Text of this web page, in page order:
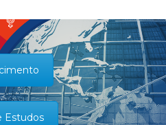
Estudos